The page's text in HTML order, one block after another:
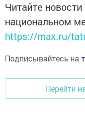
Читайте
национальном
https://max.ru/
Подписывайтесь на
Перейти